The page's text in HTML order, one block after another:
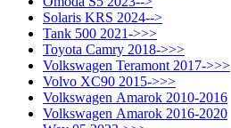
Solaris KRS 2024-->
Tank 500 2021->>>
Toyota Camry 2018->>>
Volkswagen Teramont 2017->>>
Volvo XC90 2015->>>
Volkswagen Amarok 2010-2016
Volkswagen Amarok 2016-2020